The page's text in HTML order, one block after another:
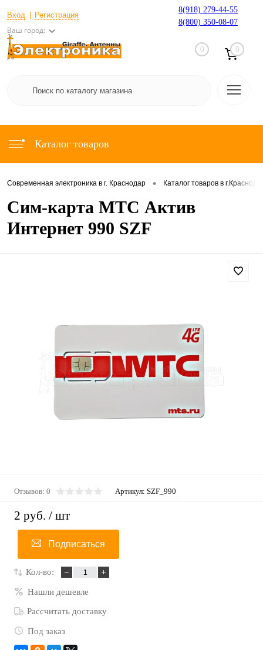
Вход Регистрация
Ваш город:
8(918) 279-44-55
8(800) 350-08-07
0 0
Каталог товаров
Современная электроника в г. Краснодар • Каталог товаров в
Сим-карта МТС Актив
Интернет 990 SZF
Отзывов: 0 Артикул: SZF_990
2 руб. / шт
Подписаться
Кол-во:
Нашли дешевле
Рассчитать доставку
Под заказ